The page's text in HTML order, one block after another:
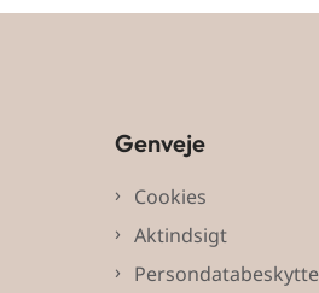
Genveje
Cookies
Aktindsigt